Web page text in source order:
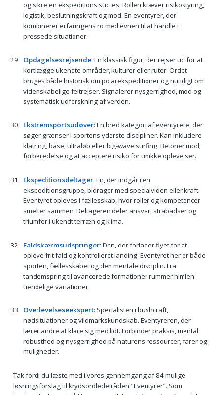
og sikre en ekspeditions succes. Rollen kræver risikostyring,
logistik, beslutningskraft og mod. En eventyrer, der
kombinerer erfaringens ro med evnen til at handle i
pressede situationer.
Opdagelsesrejsende: En klassisk figur, der rejser ud for at
kortlægge ukendte områder, kulturer eller ruter. Ordet
bruges både historisk om polarekspeditioner og nutidigt om
videnskabelige feltrejser. Signalerer nysgerrighed, mod og
systematisk udforskning af verden.
Ekstremsportsudøver: En bred kategori af eventyrere, der
søger grænser i sportens yderste discipliner. Kan inkludere
klatring, base, ultraløb eller big-wave surfing. Betoner mod,
forberedelse og at acceptere risiko for unikke oplevelser.
Ekspeditionsdeltager: En, der indgår i en
ekspeditionsgruppe, bidrager med specialviden eller kraft.
Eventyret opleves i fællesskab, hvor roller og kompetencer
smelter sammen. Deltageren deler ansvar, strabadser og
triumfer i ukendt terræn og klima.
Faldskærmsudspringer: Den, der forlader flyet for at
opleve frit fald og kontrolleret landing. Eventyret her er både
sporten, fællesskabet og den mentale disciplin. Fra
tandemspring til avancerede formationer rummer himlen
uendelige variationer.
Overlevelseseekspert: Specialisten i bushcraft,
nødsituationer og vildmarkskundskab. Eventyreren, der
lærer andre at klare sig med lidt. Forbinder praksis, mental
robusthed og nysgerrighed på naturens ressourcer, farer og
muligheder.
Tak fordi du læste med i vores gennemgang af 84 mulige
løsningsforslag til krydsordledetråden "Eventyrer". Som